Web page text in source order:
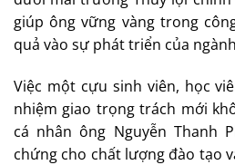
giúp ông vững vàng trong
quả vào sự phát triển của
Việc một cựu sinh viên, học
nhiệm giao trọng trách mới
cá nhân ông Nguyễn Thanh
chứng cho chất lượng đào tạo